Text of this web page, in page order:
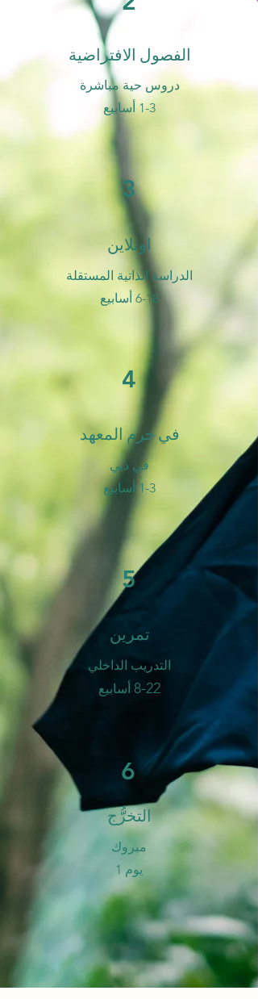
الفصول الافتراضية
دروس حية مباشرة
1-3 أسابيع
3
اونلاين
الدراسة الذاتية المستقلة
6-18 أسابيع
4
في حرم المعهد
في دبي
1-3 أسابيع
5
تمرين
التدريب الداخلي
8-22 أسابيع
6
التخرُّج
​مبروك
يوم 1